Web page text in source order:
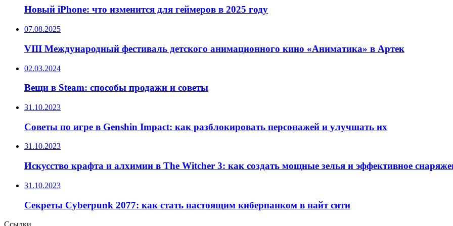
Новый iPhone: что изменится для геймеров в 2025 году
07.08.2025
VIII Международный фестиваль детского анимационного кино «Аниматика» в Артек
02.03.2024
Вещи в Steam: способы продажи и советы
31.10.2023
Советы по игре в Genshin Impact: как разблокировать персонажей и улучшать их
31.10.2023
Искусство крафта и алхимии в The Witcher 3: как создать мощные зелья и эффективное
31.10.2023
Секреты Cyberpunk 2077: как стать настоящим киберпанком в найт сити